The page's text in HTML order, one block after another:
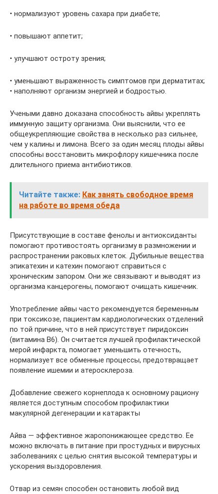
• нормализуют уровень сахара при диабете;
• повышают аппетит;
• улучшают остроту зрения;
• уменьшают выраженность симптомов при дерматитах;
• наполняют организм энергией и бодростью.
Учеными давно доказана способность айвы укреплять
иммунную защиту организма. Они выяснили, что ее
общеукрепляющие свойства в несколько раз сильнее,
чем у калины и лимона. Всего за один месяц плоды айвы
способны восстановить микрофлору кишечника после
длительного приема антибиотиков.
Читайте также: Как занять свободное время
на работе во время обеда
Присутствующие в составе фенолы и антиоксиданты
помогают противостоять организму в размножении и
распространении раковых клеток. Дубильные вещества
эпикатехин и катехин помогают справиться с
хроническим запором. Они же связывают и выводят из
организма канцерогены, помогают очищать кишечник.
Употребление айвы часто рекомендуется беременным
при токсикозе, пациентам кардиологических отделений
по той причине, что в ней присутствует пиридоксин
(витамина В6). Он считается лучшей профилактической
мерой инфаркта, помогает уменьшить отечность,
нормализует все обменные процессы, предотвращает
появление ишемии и атеросклероза.
Добавление свежего корнеплода к основному рациону
является доступным способом профилактики
макулярной дегенерации и катаракты
Айва — эффективное жаропонижающее средство. Ее
можно включать в питание при простудных и вирусных
заболеваниях с целью снятия высокой температуры и
ускорения выздоровления.
Отвар из семян способен остановить любой вид